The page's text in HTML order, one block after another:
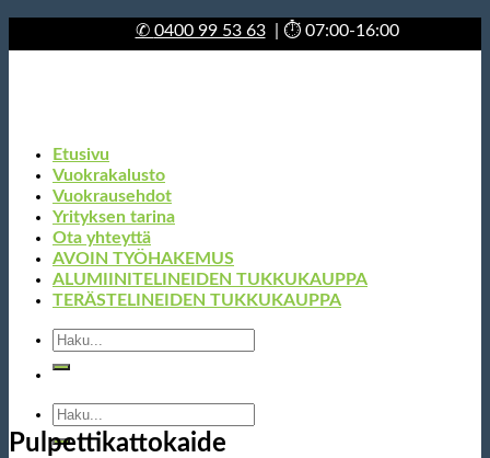
to
✆ 0400 99 53 63| ⏱ 07:00-16:00
Etsi:
Etusivu
Vuokrakalusto
Vuokrausehdot
Yrityksen tarina
Ota yhteyttä
AVOIN TYÖHAKEMUS
ALUMIINITELINEIDEN TUKKUKAUPPA
TERÄSTELINEIDEN TUKKUKAUPPA
Etsi:
Pulpettikattokaide